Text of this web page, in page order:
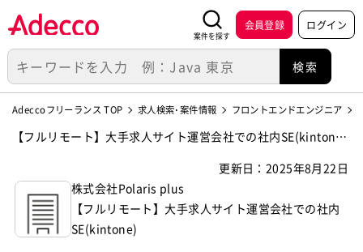
案件を探す
会員登録 ログイン
Adeccoフリーランス TOP 求人検索･案件情報 フロントエンドエンジニア
【フルリモート】大手求人サイト運営会社での社内SE(kintone)
更新日：2025年8月22日
株式会社Polaris plus
【フルリモート】大手求人サイト運営会社での社内
SE(kintone)